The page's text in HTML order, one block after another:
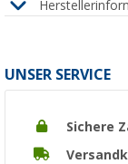
UNSER SERVICE
Sichere